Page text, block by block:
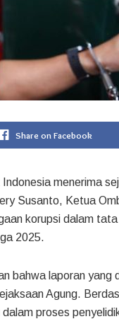
Share on Facebook
menerima
Susanto, Ketua
korupsi dalam
2025.
bahwa laporan yang
Agung.
proses